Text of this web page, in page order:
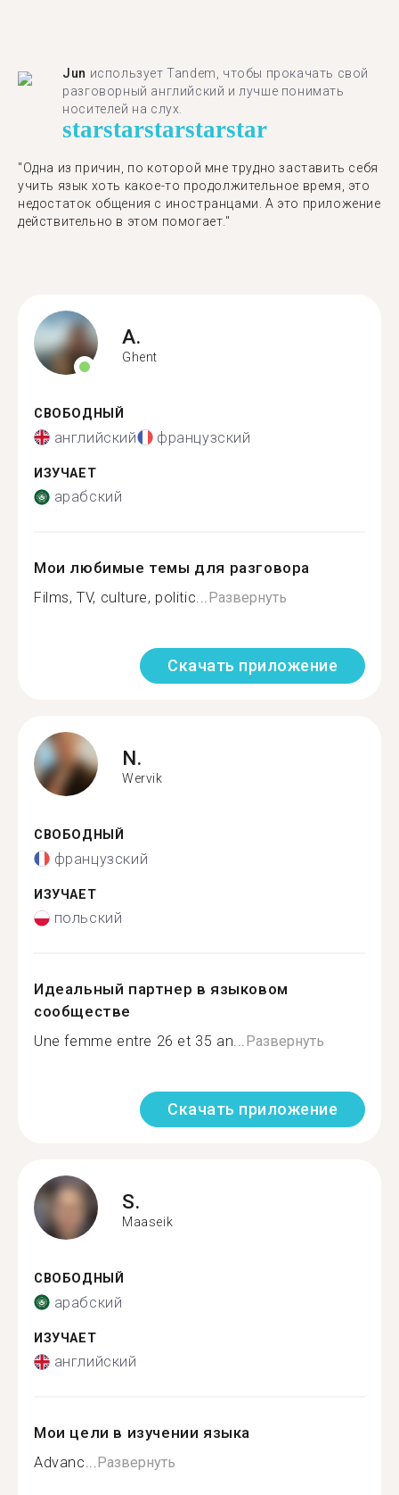
Jun использует Tandem, чтобы прокачать свой
разговорный английский и лучше понимать
носителей на слух.
starstarstarstarstar
"Одна из причин, по которой мне трудно заставить себя
учить язык хоть какое-то продолжительное время, это
недостаток общения с иностранцами. А это приложение
действительно в этом помогает."
A.
Ghent
СВОБОДНЫЙ
английский французский
ИЗУЧАЕТ
арабский
Мои любимые темы для разговора
Films, TV, culture, politic...Развернуть
Скачать приложение
N.
Wervik
СВОБОДНЫЙ
французский
ИЗУЧАЕТ
польский
Идеальный партнер в языковом
сообществе
Une femme entre 26 et 35 an...Развернуть
Скачать приложение
S.
Maaseik
СВОБОДНЫЙ
арабский
ИЗУЧАЕТ
английский
Мои цели в изучении языка
Advanc...Развернуть